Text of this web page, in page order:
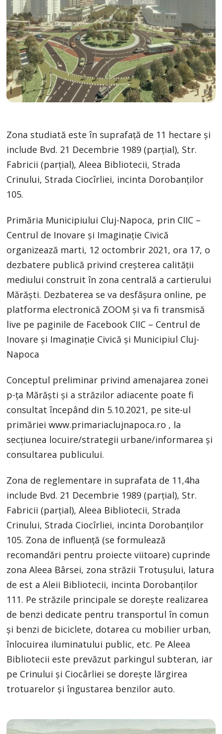
Zona studiată este în suprafață de 11 hectare și
include Bvd. 21 Decembrie 1989 (parțial), Str.
Fabricii (parțial), Aleea Bibliotecii, Strada
Crinului, Strada Ciocîrliei, incinta Dorobanților
105.
Primăria Municipiului Cluj-Napoca, prin CIIC –
Centrul de Inovare și Imaginație Civică
organizează marti, 12 octombrir 2021, ora 17, o
dezbatere publică privind creșterea calității
mediului construit în zona centrală a cartierului
Mărăști. Dezbaterea se va desfășura online, pe
platforma electronică ZOOM și va fi transmisă
live pe paginile de Facebook CIIC – Centrul de
Inovare și Imaginație Civică și Municipiul Cluj-
Napoca
Conceptul preliminar privind amenajarea zonei
p-ța Mărăști și a străzilor adiacente poate fi
consultat începând din 5.10.2021, pe site-ul
primăriei www.primariaclujnapoca.ro , la
secțiunea locuire/strategii urbane/informarea și
consultarea publicului.
Zona de reglementare in suprafata de 11,4ha
include Bvd. 21 Decembrie 1989 (parțial), Str.
Fabricii (parțial), Aleea Bibliotecii, Strada
Crinului, Strada Ciocîrliei, incinta Dorobanților
105. Zona de influență (se formulează
recomandări pentru proiecte viitoare) cuprinde
zona Aleea Bârsei, zona străzii Trotușului, latura
de est a Aleii Bibliotecii, incinta Dorobanților
111. Pe străzile principale se doreşte realizarea
de benzi dedicate pentru transportul în comun
şi benzi de biciclete, dotarea cu mobilier urban,
înlocuirea iluminatului public, etc. Pe Aleea
Bibliotecii este prevăzut parkingul subteran, iar
pe Crinului şi Ciocârliei se doreşte lărgirea
trotuarelor şi îngustarea benzilor auto.